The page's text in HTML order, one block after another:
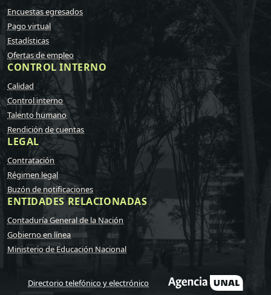
Encuestas egresados
Pago virtual
Estadísticas
Ofertas de empleo
CONTROL INTERNO
Calidad
Control interno
Talento humano
Rendición de cuentas
LEGAL
Contratación
Régimen legal
Buzón de notificaciones
ENTIDADES RELACIONADAS
Contaduría General de la Nación
Gobierno en línea
Ministerio de Educación Nacional
Directorio telefónico y electrónico